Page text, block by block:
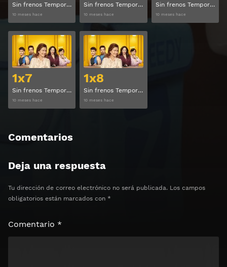
Sin frenos Temporada 1 Capitulo 4
10 meses hace
Sin frenos Temporada 1 Capitulo 5
10 meses hace
Sin frenos Temporada 1 Capitulo 6
10 meses hace
1x7
Sin frenos Temporada 1 Capitulo 7
10 meses hace
Ver
1x8
Sin frenos Temporada 1 Capitulo 8
10 meses hace
Comentarios
Deja una respuesta
Tu dirección de correo electrónico no será publicada. Los campos
obligatorios están marcados con *
Comentario *